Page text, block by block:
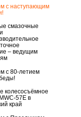
с наступающим
смазочные
– ведущим
с 80-летием
колесосъёмное
57E в
край